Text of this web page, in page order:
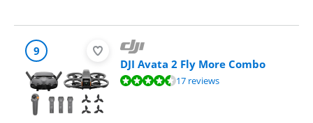
9
DJI Avata 2 Fly More Combo
Beoordeling is 8,9 van de 10, gebaseerd op 17 reviews.
17 reviews